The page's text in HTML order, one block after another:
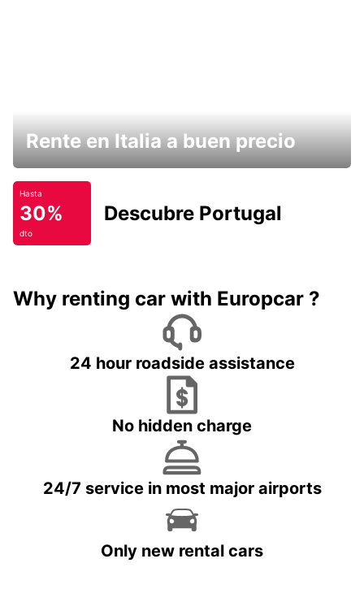
Rente en Italia a buen precio
Hasta
30%
dto
Descubre Portugal
Why renting car with Europcar ?
24 hour roadside assistance
No hidden charge
24/7 service in most major airports
Only new rental cars